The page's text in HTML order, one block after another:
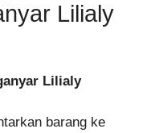
Lilialy
Lilialy
barang ke